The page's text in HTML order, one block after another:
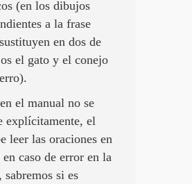
(en los dibujos
a la frase
en dos de
el gato y el conejo
el manual no se
explícitamente, el
leer las oraciones en
caso de error en la
sabremos si es